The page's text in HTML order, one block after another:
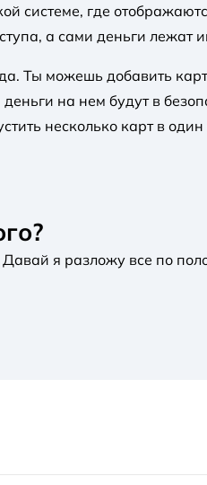
системе, где
а сами деньги лежат
Ты можешь добавить
на нем будут в
несколько карт в
Давай я разложу все по